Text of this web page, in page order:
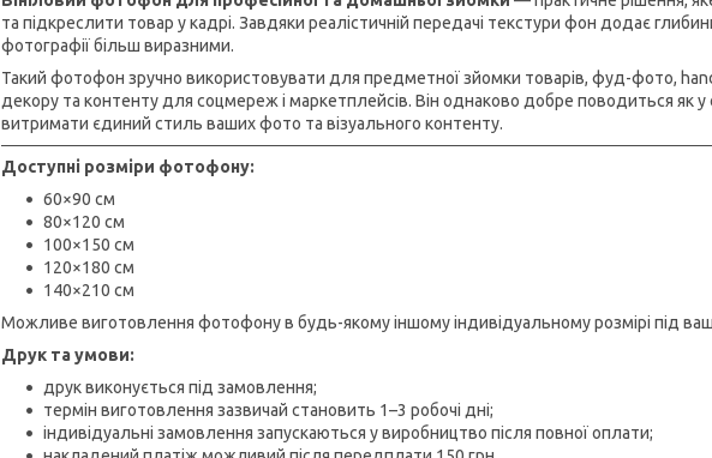
та підкреслити товар у кадрі. Завдяки реалістичній передачі текстури фон додає
фотографії більш виразними.
Такий фотофон зручно використовувати для предметної зйомки товарів, фуд-фото,
декору та контенту для соцмереж і маркетплейсів. Він однаково добре поводиться як у
витримати єдиний стиль ваших фото та візуального контенту.
Доступні розміри фотофону:
60×90 см
80×120 см
100×150 см
120×180 см
140×210 см
Можливе виготовлення фотофону в будь-якому іншому індивідуальному розмірі під
Друк та умови:
друк виконується під замовлення;
термін виготовлення зазвичай становить 1–3 робочі дні;
індивідуальні замовлення запускаються у виробництво після повної оплати;